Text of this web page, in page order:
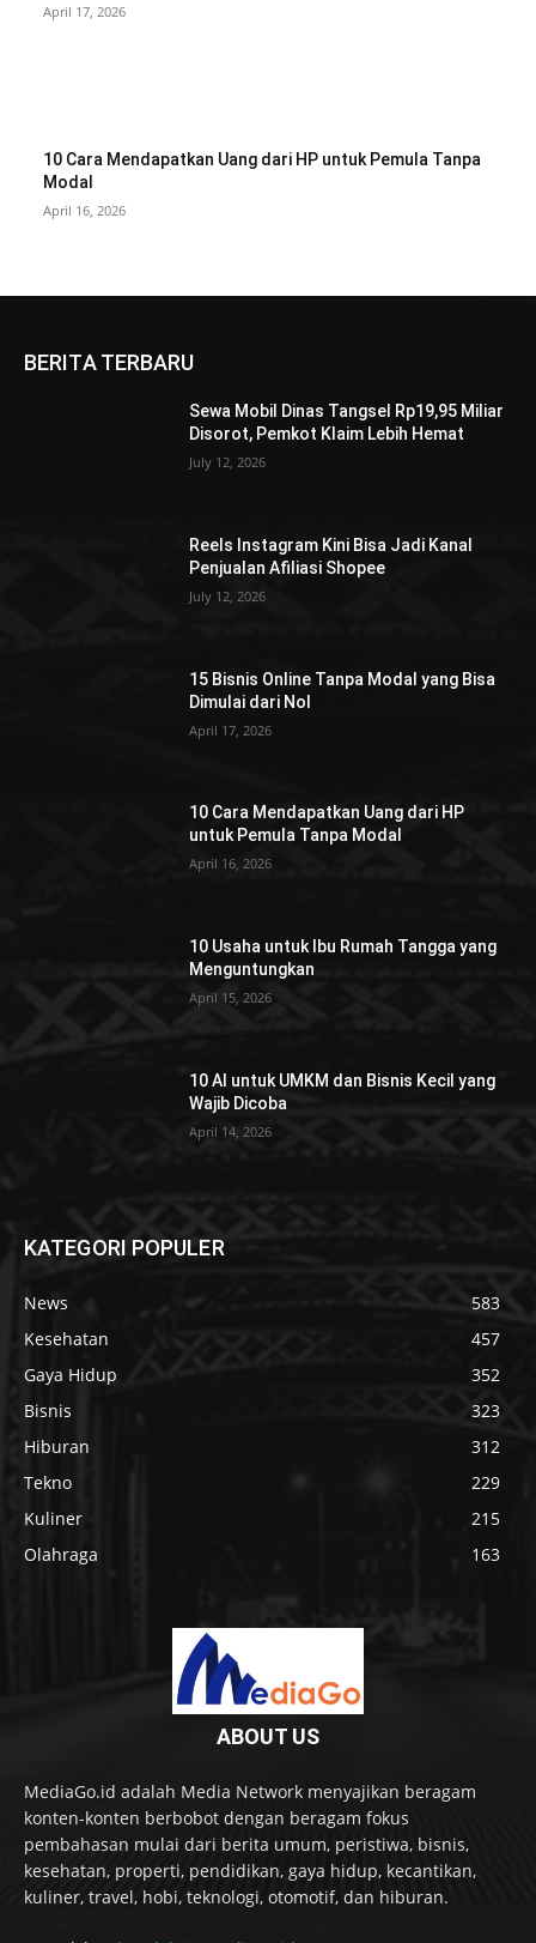
April 17, 2026
10 Cara Mendapatkan Uang dari HP untuk Pemula Tanpa
Modal
April 16, 2026
BERITA TERBARU
Sewa Mobil Dinas Tangsel Rp19,95 Miliar
Disorot, Pemkot Klaim Lebih Hemat
July 12, 2026
Reels Instagram Kini Bisa Jadi Kanal
Penjualan Afiliasi Shopee
July 12, 2026
15 Bisnis Online Tanpa Modal yang Bisa
Dimulai dari Nol
April 17, 2026
10 Cara Mendapatkan Uang dari HP
untuk Pemula Tanpa Modal
April 16, 2026
10 Usaha untuk Ibu Rumah Tangga yang
Menguntungkan
April 15, 2026
10 AI untuk UMKM dan Bisnis Kecil yang
Wajib Dicoba
April 14, 2026
KATEGORI POPULER
News
583
Kesehatan
457
Gaya Hidup
352
Bisnis
323
Hiburan
312
Tekno
229
Kuliner
215
Olahraga
163
ABOUT US
MediaGo.id adalah Media Network menyajikan beragam
konten-konten berbobot dengan beragam fokus
pembahasan mulai dari berita umum, peristiwa, bisnis,
kesehatan, properti, pendidikan, gaya hidup, kecantikan,
kuliner, travel, hobi, teknologi, otomotif, dan hiburan.